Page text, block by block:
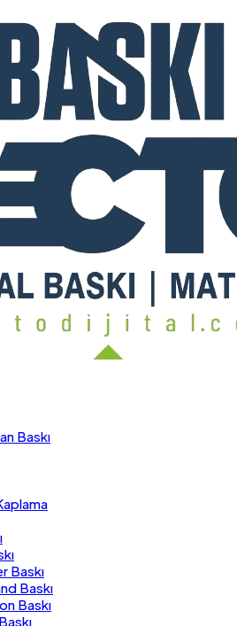
Baskı
Baskı
Baskı
Baskı